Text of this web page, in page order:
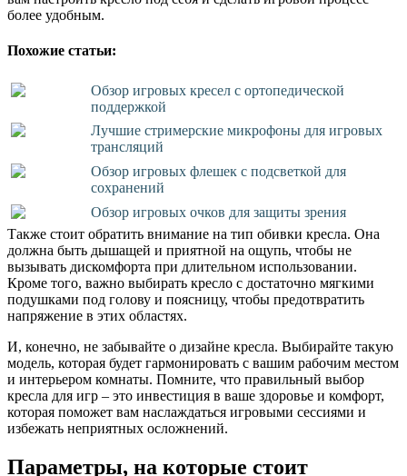
более удобным.
Похожие статьи:
Обзор игровых кресел с ортопедической
поддержкой
Лучшие стримерские микрофоны для игровых
трансляций
Обзор игровых флешек с подсветкой для
сохранений
Обзор игровых очков для защиты зрения
Также стоит обратить внимание на тип обивки кресла. Она
должна быть дышащей и приятной на ощупь, чтобы не
вызывать дискомфорта при длительном использовании.
Кроме того, важно выбирать кресло с достаточно мягкими
подушками под голову и поясницу, чтобы предотвратить
напряжение в этих областях.
И, конечно, не забывайте о дизайне кресла. Выбирайте такую
модель, которая будет гармонировать с вашим рабочим местом
и интерьером комнаты. Помните, что правильный выбор
кресла для игр – это инвестиция в ваше здоровье и комфорт,
которая поможет вам наслаждаться игровыми сессиями и
избежать неприятных осложнений.
Параметры, на которые стоит